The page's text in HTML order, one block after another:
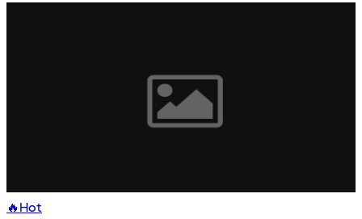
🔥 Hot